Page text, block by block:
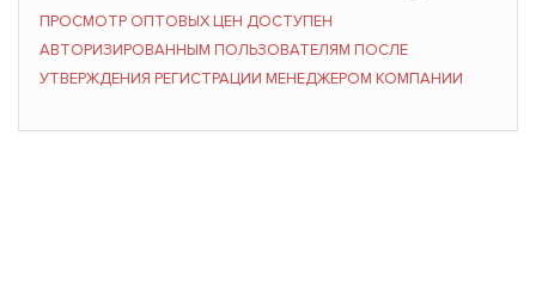
ПРОСМОТР ОПТОВЫХ ЦЕН ДОСТУПЕН
АВТОРИЗИРОВАННЫМ ПОЛЬЗОВАТЕЛЯМ ПОСЛЕ
УТВЕРЖДЕНИЯ РЕГИСТРАЦИИ МЕНЕДЖЕРОМ КОМПАНИИ